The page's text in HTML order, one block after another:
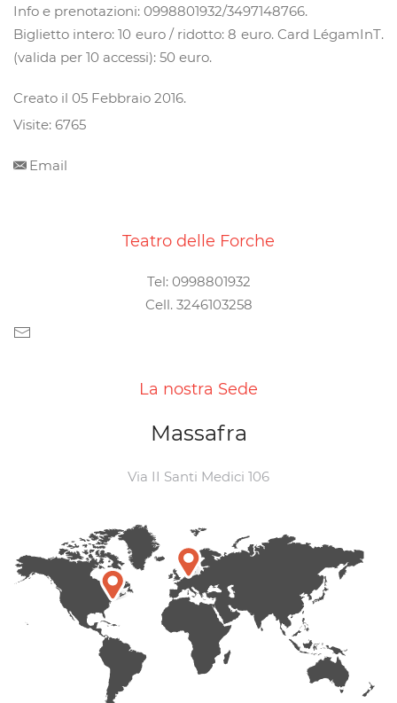
Info e prenotazioni: 0998801932/3497148766.
Biglietto intero: 10 euro / ridotto: 8 euro. Card LégamInT.
(valida per 10 accessi): 50 euro.
Creato il 05 Febbraio 2016.
Visite: 6765
Email
Teatro delle Forche
Tel: 0998801932
Cell. 3246103258
La nostra Sede
Massafra
Via II Santi Medici 106